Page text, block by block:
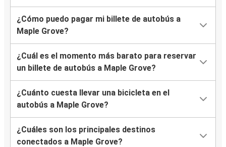
¿Cómo puedo pagar mi billete de autobús a
Maple Grove?
¿Cuál es el momento más barato para reservar
un billete de autobús a Maple Grove?
¿Cuánto cuesta llevar una bicicleta en el
autobús a Maple Grove?
¿Cuáles son los principales destinos
conectados a Maple Grove?